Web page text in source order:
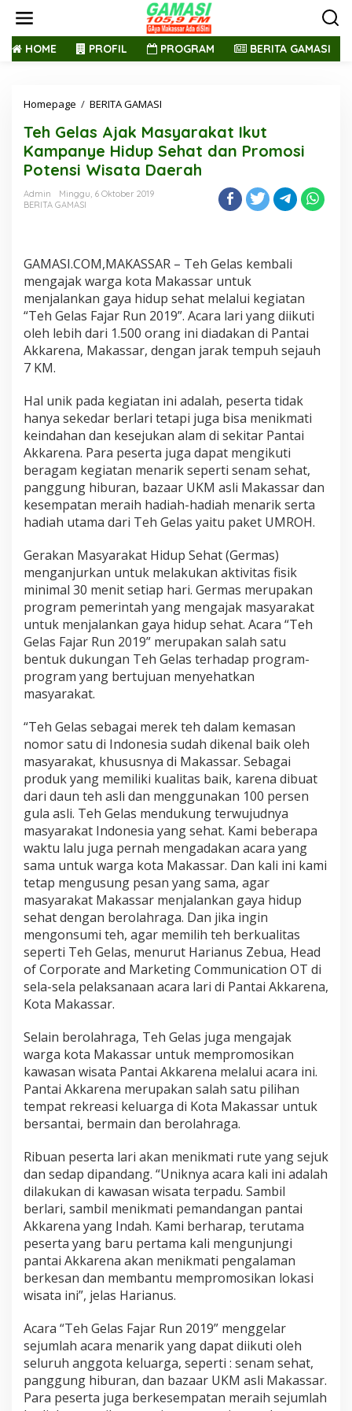
HOME PROFIL PROGRAM BERITA GAMASI
Homepage / BERITA GAMASI
h
G
e
l
k
M
a
s
y
a
r
a
t
I
k
u
t
K
a
m
p
a
y
e
H
d
u
p
S
e
h
d
a
n
P
r
o
m
o
i
P
o
t
e
n
s
i
W
i
a
D
a
r
a
h
Teh Gelas Ajak Masyarakat Ikut
Kampanye Hidup Sehat dan Promosi
Potensi Wisata Daerah
Admin
Minggu, 6 Oktober 2019
BERITA GAMASI
GAMASI.COM,MAKASSAR – Teh Gelas kembali
mengajak warga kota Makassar untuk
menjalankan gaya hidup sehat melalui kegiatan
“Teh Gelas Fajar Run 2019”. Acara lari yang diikuti
oleh lebih dari 1.500 orang ini diadakan di Pantai
Akkarena, Makassar, dengan jarak tempuh sejauh
7 KM.
Hal unik pada kegiatan ini adalah, peserta tidak
hanya sekedar berlari tetapi juga bisa menikmati
keindahan dan kesejukan alam di sekitar Pantai
Akkarena. Para peserta juga dapat mengikuti
beragam kegiatan menarik seperti senam sehat,
panggung hiburan, bazaar UKM asli Makassar dan
kesempatan meraih hadiah-hadiah menarik serta
hadiah utama dari Teh Gelas yaitu paket UMROH.
Gerakan Masyarakat Hidup Sehat (Germas)
menganjurkan untuk melakukan aktivitas fisik
minimal 30 menit setiap hari. Germas merupakan
program pemerintah yang mengajak masyarakat
untuk menjalankan gaya hidup sehat. Acara “Teh
Gelas Fajar Run 2019” merupakan salah satu
bentuk dukungan Teh Gelas terhadap program-
program yang bertujuan menyehatkan
masyarakat.
“Teh Gelas sebagai merek teh dalam kemasan
nomor satu di Indonesia sudah dikenal baik oleh
masyarakat, khususnya di Makassar. Sebagai
produk yang memiliki kualitas baik, karena dibuat
dari daun teh asli dan menggunakan 100 persen
gula asli. Teh Gelas mendukung terwujudnya
masyarakat Indonesia yang sehat. Kami beberapa
waktu lalu juga pernah mengadakan acara yang
sama untuk warga kota Makassar. Dan kali ini kami
tetap mengusung pesan yang sama, agar
masyarakat Makassar menjalankan gaya hidup
sehat dengan berolahraga. Dan jika ingin
mengonsumi teh, agar memilih teh berkualitas
seperti Teh Gelas, menurut Harianus Zebua, Head
of Corporate and Marketing Communication OT di
sela-sela pelaksanaan acara lari di Pantai Akkarena,
Kota Makassar.
Selain berolahraga, Teh Gelas juga mengajak
warga kota Makassar untuk mempromosikan
kawasan wisata Pantai Akkarena melalui acara ini.
Pantai Akkarena merupakan salah satu pilihan
tempat rekreasi keluarga di Kota Makassar untuk
bersantai, bermain dan berolahraga.
Ribuan peserta lari akan menikmati rute yang sejuk
dan sedap dipandang. “Uniknya acara kali ini adalah
dilakukan di kawasan wisata terpadu. Sambil
berlari, sambil menikmati pemandangan pantai
Akkarena yang Indah. Kami berharap, terutama
peserta yang baru pertama kali mengunjungi
pantai Akkarena akan menikmati pengalaman
berkesan dan membantu mempromosikan lokasi
wisata ini”, jelas Harianus.
Acara “Teh Gelas Fajar Run 2019” menggelar
sejumlah acara menarik yang dapat diikuti oleh
seluruh anggota keluarga, seperti : senam sehat,
panggung hiburan, dan bazaar UKM asli Makassar.
Para peserta juga berkesempatan meraih sejumlah